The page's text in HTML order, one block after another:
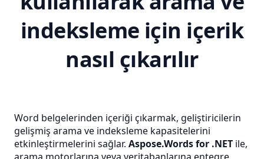
indeksleme için içerik
nasıl çıkarılır
Word belgelerinden içeriği çıkarmak, geliştiricilerin
gelişmiş arama ve indeksleme kapasitelerini
etkinleştirmelerini sağlar. Aspose.Words for .NET ile,